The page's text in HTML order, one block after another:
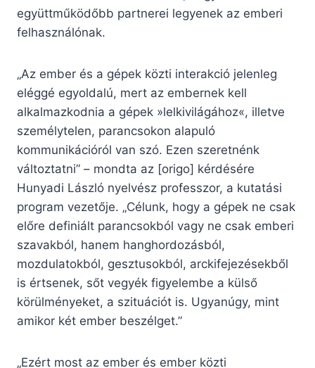
együttműködőbb partnerei legyenek az emberi
felhasználónak.
„Az ember és a gépek közti interakció jelenleg
eléggé egyoldalú, mert az embernek kell
alkalmazkodnia a gépek »lelkivilágához«, illetve
személytelen, parancsokon alapuló
kommunikációról van szó. Ezen szeretnénk
változtatni” – mondta az [origo] kérdésére
Hunyadi László nyelvész professzor, a kutatási
program vezetője. „Célunk, hogy a gépek ne csak
előre definiált parancsokból vagy ne csak emberi
szavakból, hanem hanghordozásból,
mozdulatokból, gesztusokból, arckifejezésekből
is értsenek, sőt vegyék figyelembe a külső
körülményeket, a szituációt is. Ugyanúgy, mint
amikor két ember beszélget.”
„Ezért most az ember és ember közti